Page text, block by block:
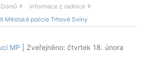
Domů
Informace z radnice
Městské policie Trhové Sviny
MP | Zveřejněno: čtvrtek 18. února